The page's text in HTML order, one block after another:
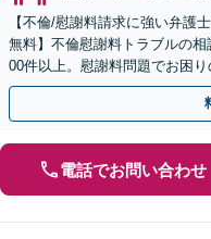
【不倫/慰謝料請求に強い弁護
無料】不倫慰謝料トラブルの
00件以上。慰謝料問題でお困
士による無料相談をご利用くだ
電話でお問い合わせ